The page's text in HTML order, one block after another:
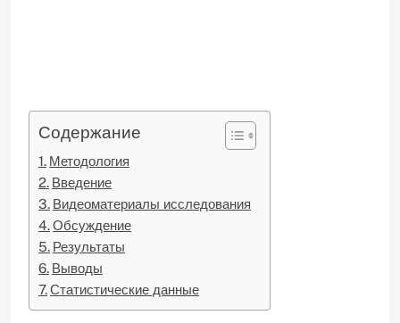
Содержание
Методология
Введение
Видеоматериалы исследования
Обсуждение
Результаты
Выводы
Статистические данные